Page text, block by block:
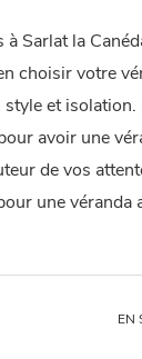
à Sarlat la
choisir votre
et isolation.
avoir une
de vos
une véranda
EN